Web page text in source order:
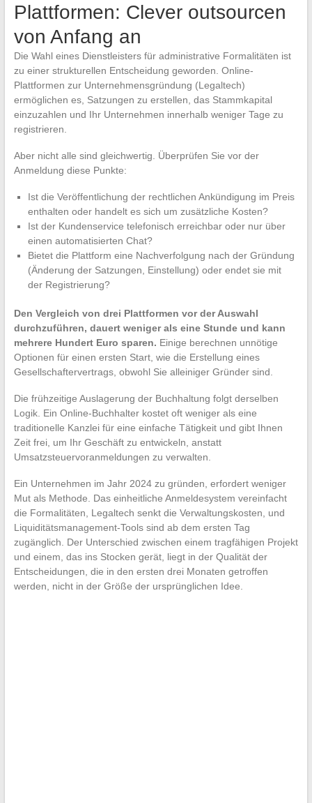
Plattformen: Clever outsourcen
von Anfang an
Die Wahl eines Dienstleisters für administrative Formalitäten ist
zu einer strukturellen Entscheidung geworden. Online-
Plattformen zur Unternehmensgründung (Legaltech)
ermöglichen es, Satzungen zu erstellen, das Stammkapital
einzuzahlen und Ihr Unternehmen innerhalb weniger Tage zu
registrieren.
Aber nicht alle sind gleichwertig. Überprüfen Sie vor der
Anmeldung diese Punkte:
Ist die Veröffentlichung der rechtlichen Ankündigung im Preis
enthalten oder handelt es sich um zusätzliche Kosten?
Ist der Kundenservice telefonisch erreichbar oder nur über
einen automatisierten Chat?
Bietet die Plattform eine Nachverfolgung nach der Gründung
(Änderung der Satzungen, Einstellung) oder endet sie mit
der Registrierung?
Den Vergleich von drei Plattformen vor der Auswahl
durchzuführen, dauert weniger als eine Stunde und kann
mehrere Hundert Euro sparen. Einige berechnen unnötige
Optionen für einen ersten Start, wie die Erstellung eines
Gesellschaftervertrags, obwohl Sie alleiniger Gründer sind.
Die frühzeitige Auslagerung der Buchhaltung folgt derselben
Logik. Ein Online-Buchhalter kostet oft weniger als eine
traditionelle Kanzlei für eine einfache Tätigkeit und gibt Ihnen
Zeit frei, um Ihr Geschäft zu entwickeln, anstatt
Umsatzsteuervoranmeldungen zu verwalten.
Ein Unternehmen im Jahr 2024 zu gründen, erfordert weniger
Mut als Methode. Das einheitliche Anmeldesystem vereinfacht
die Formalitäten, Legaltech senkt die Verwaltungskosten, und
Liquiditätsmanagement-Tools sind ab dem ersten Tag
zugänglich. Der Unterschied zwischen einem tragfähigen Projekt
und einem, das ins Stocken gerät, liegt in der Qualität der
Entscheidungen, die in den ersten drei Monaten getroffen
werden, nicht in der Größe der ursprünglichen Idee.